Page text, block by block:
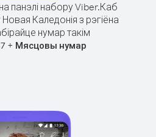
панэлі набору Viber.Каб
Новая Каледонія з рэгіёна
нумар такім
+ Мясцовы нумар